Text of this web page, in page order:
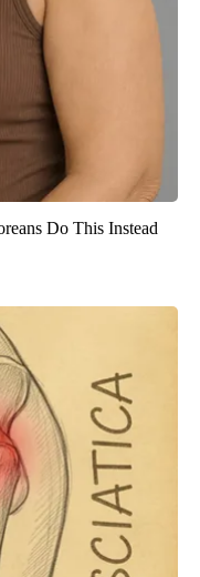
Do This Instead